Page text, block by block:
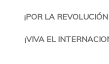
¡POR LA
¡VIVA EL